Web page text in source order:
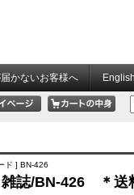
かないお客様へ
ド ] BN-426
誌/BN-426 ＊送